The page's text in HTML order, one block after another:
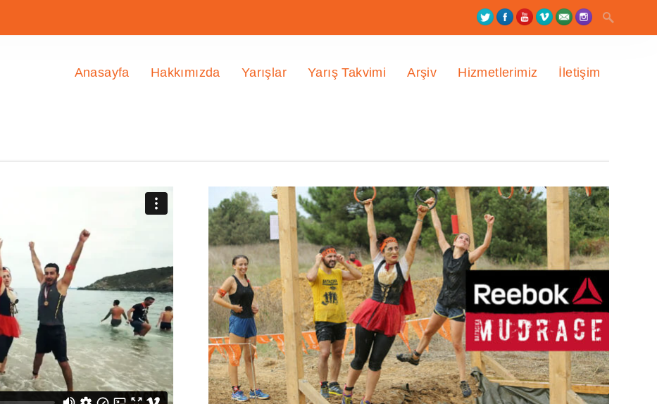
Anasayfa Hakkımızda Yarışlar Yarış Takvimi Arşiv Hizmetlerimiz İletişim